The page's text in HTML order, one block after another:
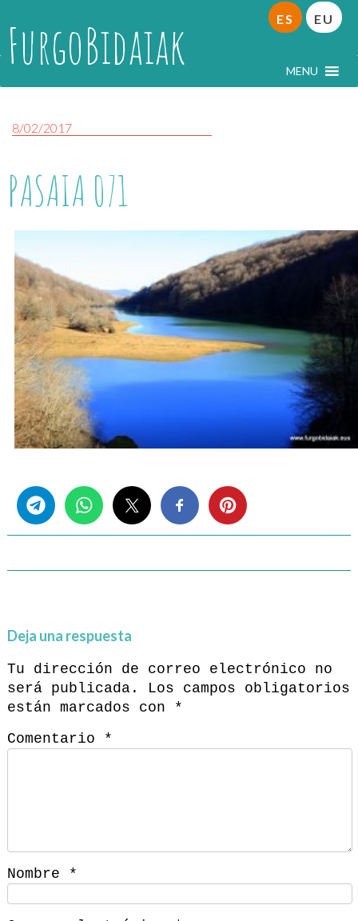
FurgoBidaiak MENU
ES EU
8/02/2017
PASAIA 071
Deja una respuesta
Tu dirección de correo electrónico no
será publicada.
Los campos obligatorios
están marcados con
*
Comentario
*
Nombre *